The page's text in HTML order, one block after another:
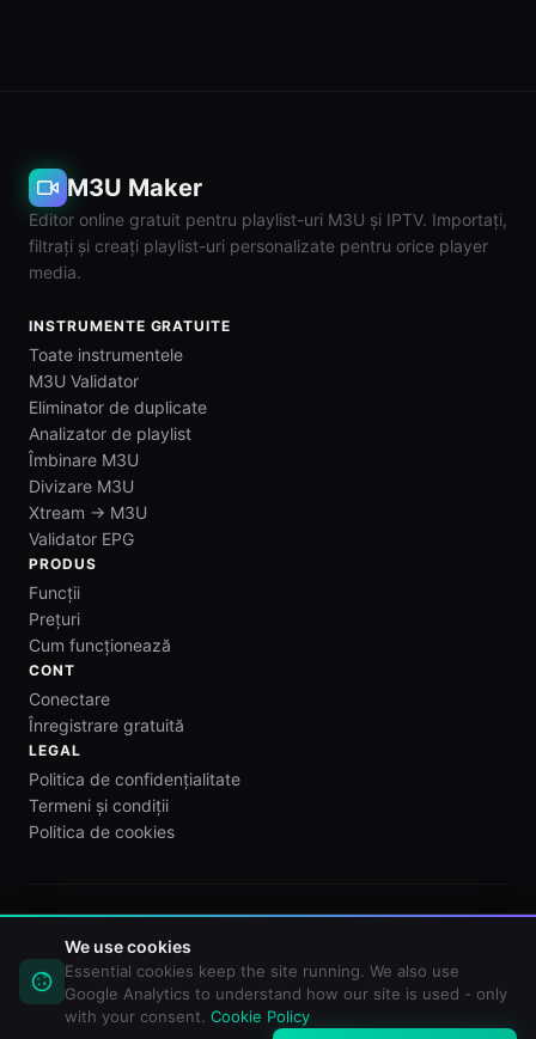
M3U Maker
Editor online gratuit pentru playlist-uri M3U și IPTV. Importați,
filtrați și creați playlist-uri personalizate pentru orice player
media.
INSTRUMENTE GRATUITE
Toate instrumentele
M3U Validator
Eliminator de duplicate
Analizator de playlist
Îmbinare M3U
Divizare M3U
Xtream → M3U
Validator EPG
PRODUS
Funcții
Prețuri
Cum funcționează
CONT
Conectare
Înregistrare gratuită
LEGAL
Politica de confidențialitate
Termeni și condiții
Politica de cookies
urilor. Nu furnizăm, găzduim sau distribuim niciun conținut
media sau stream. Utilizatorii sunt responsabili să se asigure că
au dreptul de a utiliza fișierele de playlist pe care le încarcă.
We use cookies
Essential cookies keep the site running. We also use
Google Analytics to understand how our site is used - only
with your consent. Cookie Policy